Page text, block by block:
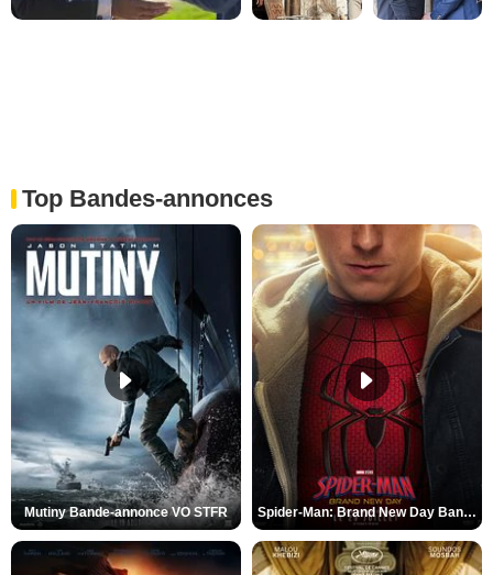
Top Bandes-annonces
Mutiny Bande-annonce VO STFR Spider-Man: Brand New Day Bande-annonce VO STFR